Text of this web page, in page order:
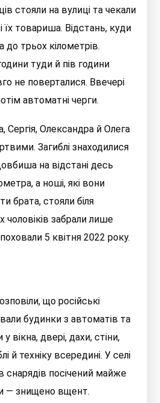
стояли на вулиці та чекали
їх товариша. Відстань, куди
до трьох кілометрів.
туди й пів години
не поверталися. Ввечері
автоматні черги.
Сергія, Олександра й Олега
Загиблі знаходилися
на відстані десь
а ноші, які вони
брата, стояли біля
чоловіків забрали лише
поховали 5 квітня 2022 року.
що російські
будинки з автоматів та
у вікна, двері, дахи, стіни,
й техніку всередині. У селі
снарядів посічений майже
— знищено вщент.